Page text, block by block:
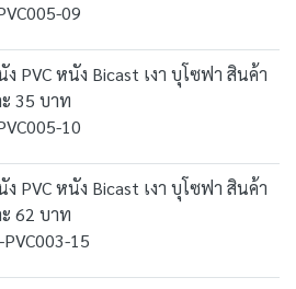
09
ง PVC หนัง Bicast เงา บุโซฟา สินค้า
35 บาท
10
ง PVC หนัง Bicast เงา บุโซฟา สินค้า
62 บาท
15